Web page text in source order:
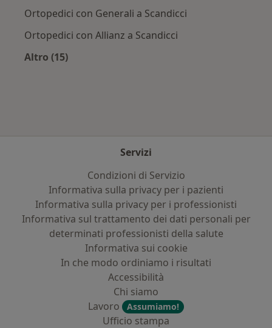
Ortopedici con Generali a Scandicci
Ortopedici con Allianz a Scandicci
Altro (15)
Servizi
Condizioni di Servizio
Informativa sulla privacy per i pazienti
Informativa sulla privacy per i professionisti
Informativa sul trattamento dei dati personali per
determinati professionisti della salute
Informativa sui cookie
In che modo ordiniamo i risultati
Accessibilità
Chi siamo
Lavoro
Assumiamo!
Ufficio stampa